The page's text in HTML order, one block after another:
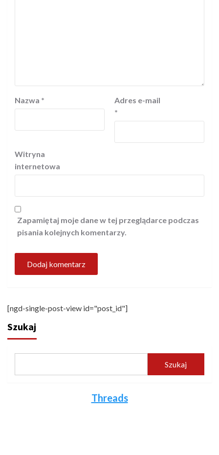
Nazwa *
Adres e-mail
*
Witryna
internetowa
Zapamiętaj moje dane w tej przeglądarce podczas
pisania kolejnych komentarzy.
[ngd-single-post-view id="post_id"]
Szukaj
Szukaj
Threads